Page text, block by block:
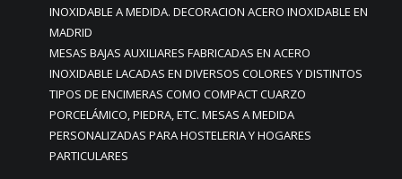
INOXIDABLE A MEDIDA. DECORACION ACERO INOXIDABLE EN
MADRID
MESAS BAJAS AUXILIARES FABRICADAS EN ACERO
INOXIDABLE LACADAS EN DIVERSOS COLORES Y DISTINTOS
TIPOS DE ENCIMERAS COMO COMPACT CUARZO
PORCELÁMICO, PIEDRA, ETC. MESAS A MEDIDA
PERSONALIZADAS PARA HOSTELERIA Y HOGARES
PARTICULARES